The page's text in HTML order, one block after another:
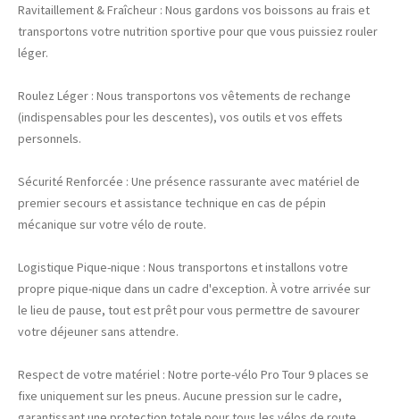
Ravitaillement & Fraîcheur : Nous gardons vos boissons au frais et
transportons votre nutrition sportive pour que vous puissiez rouler
léger.
Roulez Léger : Nous transportons vos vêtements de rechange
(indispensables pour les descentes), vos outils et vos effets
personnels.
Sécurité Renforcée : Une présence rassurante avec matériel de
premier secours et assistance technique en cas de pépin
mécanique sur votre vélo de route.
Logistique Pique-nique : Nous transportons et installons votre
propre pique-nique dans un cadre d'exception. À votre arrivée sur
le lieu de pause, tout est prêt pour vous permettre de savourer
votre déjeuner sans attendre.
Respect de votre matériel : Notre porte-vélo Pro Tour 9 places se
fixe uniquement sur les pneus. Aucune pression sur le cadre,